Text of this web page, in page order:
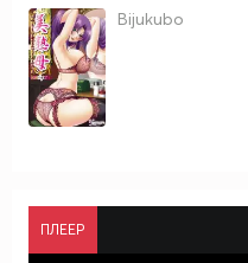
Bijukubo
ПЛЕЕР